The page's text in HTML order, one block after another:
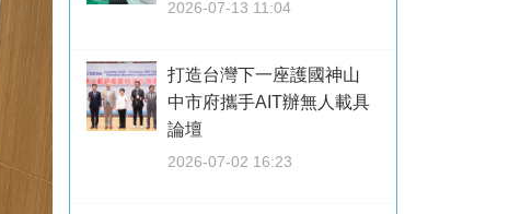
2026-07-13 11:04
打造台灣下一座護國神山
中市府攜手AIT辦無人載具
論壇
2026-07-02 16:23